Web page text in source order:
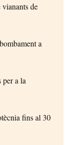
de
a
per a la
fins al 30